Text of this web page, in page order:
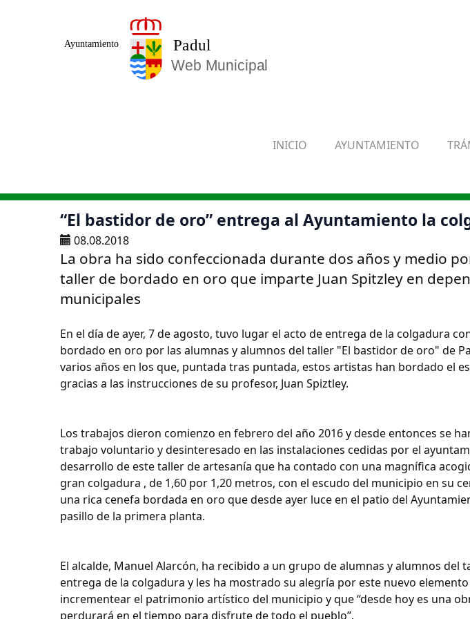
INICIO AYUNTAMIENTO
“El bastidor de oro” entrega al Ayuntamiento la
08.08.2018
La obra ha sido confeccionada durante dos años y medio
taller de bordado en oro que imparte Juan Spitzley en
municipales
En el día de ayer, 7 de agosto, tuvo lugar el acto de entrega de la colgadura
bordado en oro por las alumnas y alumnos del taller "El bastidor de oro" de
varios años en los que, puntada tras puntada, estos artistas han bordado el
gracias a las instrucciones de su profesor, Juan Spiztley.
Los trabajos dieron comienzo en febrero del año 2016 y desde entonces se
trabajo voluntario y desinteresado en las instalaciones cedidas por el
desarrollo de este taller de artesanía que ha contado con una magnífica
gran colgadura , de 1,60 por 1,20 metros, con el escudo del municipio en su
una rica cenefa bordada en oro que desde ayer luce en el patio del
pasillo de la primera planta.
El alcalde, Manuel Alarcón, ha recibido a un grupo de alumnas y alumnos del
entrega de la colgadura y les ha mostrado su alegría por este nuevo
incrementear el patrimonio artístico del municipio y que “desde hoy es una
perdurará en el tiempo para disfrute de todo el pueblo”.